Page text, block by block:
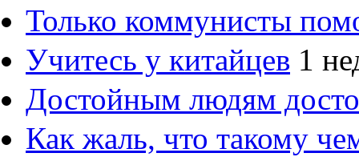
Только коммунисты
Учитесь у китайцев 1
Достойным людям
Как жаль, что такому